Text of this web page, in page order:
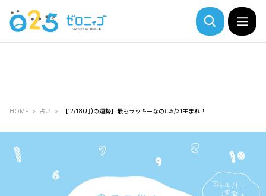
HOME 占い 【12/18(月)の運勢】最もラッキーなのは5/31生まれ！